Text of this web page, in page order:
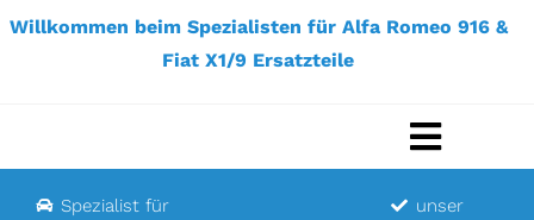
Willkommen beim Spezialisten für Alfa Romeo 916 &
Fiat X1/9 Ersatzteile
Spezialist für
unser